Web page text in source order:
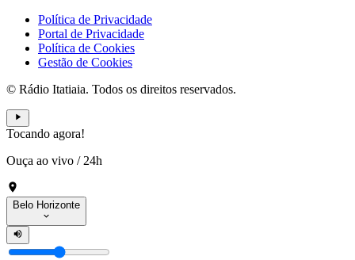
Política de Privacidade
Portal de Privacidade
Política de Cookies
Gestão de Cookies
© Rádio Itatiaia. Todos os direitos reservados.
Tocando agora!
Ouça ao vivo / 24h
Belo Horizonte